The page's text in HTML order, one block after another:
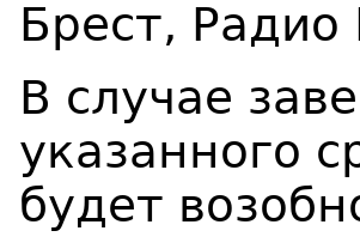
Брест, Радио
В случае
указанного
будет